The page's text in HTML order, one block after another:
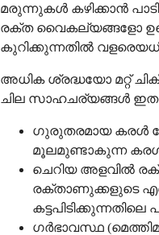
മരുന്നുകൾ കഴിക്കാൻ
രക്ത വൈകല്യങ്ങളോ
കുറിക്കുന്നതിൽ
അധിക ശ്രദ്ധയോ മറ്റ്
ചില സാഹചര്യങ്ങൾ
ഗുരുതരമായ കരൾ
മൂലമുണ്ടാകുന്ന കരൾ
ചെറിയ അളവിൽ
രക്താണുക്കളുടെ
കട്ടപിടിക്കുന്നതിലെ
ഗർഭാവസ്ഥ